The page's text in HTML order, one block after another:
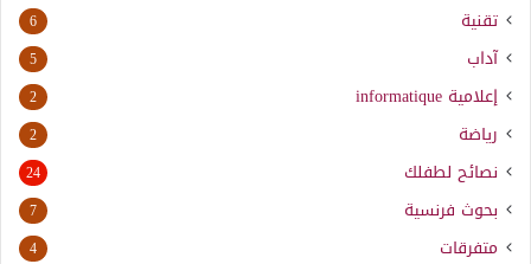
تقنية 6
آداب 5
إعلامية informatique
2
رياضة 2
نصائح لطفلك 24
بحوث فرنسية 7
متفرقات 4